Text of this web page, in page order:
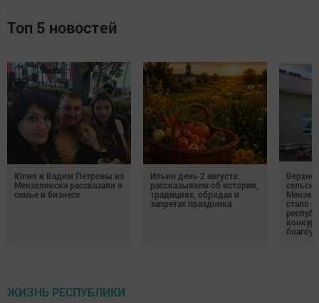
Топ 5 новостей
Юлия и Вадим Петровы из
Мензелинска рассказали о
семье и бизнесе
Ильин день 2 августа:
рассказываем об истории,
традициях, обрядах и
запретах праздника
стало
ЖИЗНЬ РЕСПУБЛИКИ